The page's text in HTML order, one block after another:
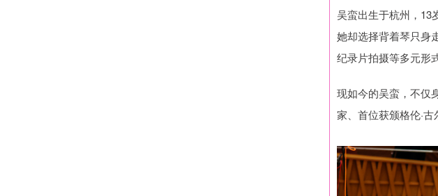
吴蛮出生于杭州，13
她却选择背着琴只身
纪录片拍摄等多元形
现如今的吴蛮，不仅
家、首位获颁格伦·